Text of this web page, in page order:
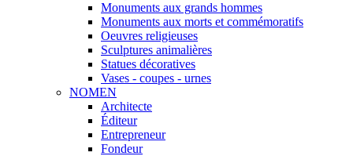
Monuments aux grands hommes
Monuments aux morts et commémoratifs
Oeuvres religieuses
Sculptures animalières
Statues décoratives
Vases - coupes - urnes
NOMEN
Architecte
Éditeur
Entrepreneur
Fondeur